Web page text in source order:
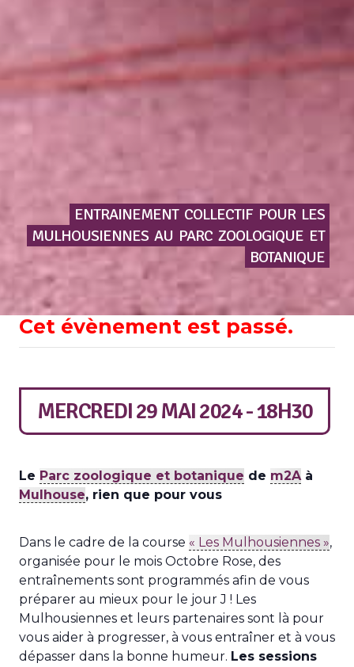
ENTRAINEMENT COLLECTIF POUR LES
MULHOUSIENNES AU PARC ZOOLOGIQUE ET
BOTANIQUE
Cet évènement est passé.
MERCREDI 29 MAI 2024 - 18H30
Le Parc zoologique et botanique de m2Aà
Mulhouse, rien que pour vous
Dans le cadre de la course « Les Mulhousiennes »,
organisée pour le mois Octobre Rose, des
entraînements sont programmés afin de vous
préparer au mieux pour le jour J ! Les
Mulhousiennes et leurs partenaires sont là pour
vous aider à progresser, à vous entraîner et à vous
dépasser dans la bonne humeur. Les sessions